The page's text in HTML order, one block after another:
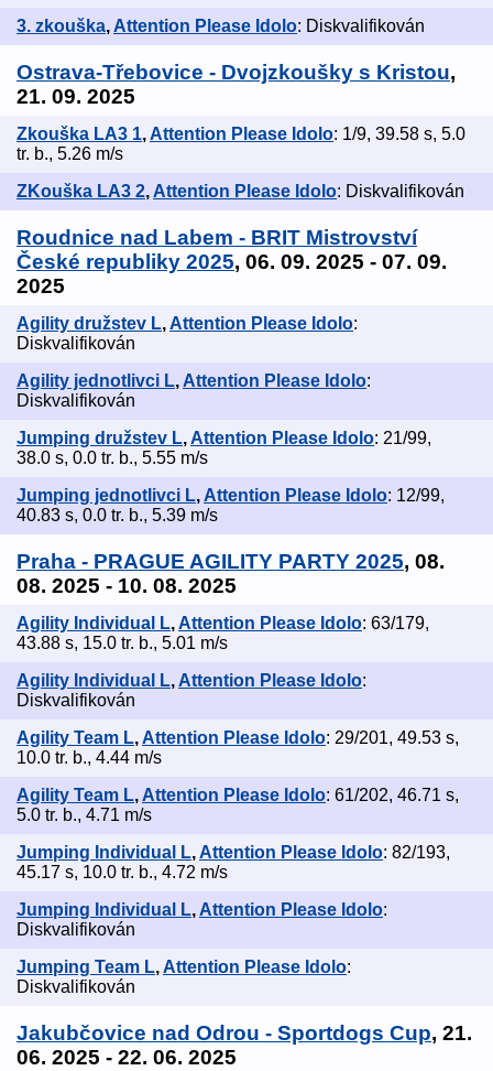
3. zkouška, Attention Please Idolo: Diskvalifikován
Ostrava-Třebovice - Dvojzkoušky s Kristou,
21. 09. 2025
Zkouška LA3 1,Attention Please Idolo: 1/9, 39.58 s, 5.0
tr. b., 5.26 m/s
ZKouška LA3 2, Attention Please Idolo: Diskvalifikován
Roudnice nad Labem - BRIT Mistrovství
České republiky 2025, 06. 09. 2025 - 07. 09.
2025
Agility družstev L,Attention Please Idolo:
Diskvalifikován
Agility jednotlivci L, Attention Please Idolo:
Diskvalifikován
Jumping družstev L,Attention Please Idolo: 21/99,
38.0 s, 0.0 tr. b., 5.55 m/s
Jumping jednotlivci L, Attention Please Idolo: 12/99,
40.83 s, 0.0 tr. b., 5.39 m/s
Praha - PRAGUE AGILITY PARTY 2025, 08.
08. 2025 - 10. 08. 2025
Agility Individual L,Attention Please Idolo: 63/179,
43.88 s, 15.0 tr. b., 5.01 m/s
Agility Individual L, Attention Please Idolo:
Diskvalifikován
Agility Team L,Attention Please Idolo: 29/201, 49.53 s,
10.0 tr. b., 4.44 m/s
Agility Team L, Attention Please Idolo: 61/202, 46.71 s,
5.0 tr. b., 4.71 m/s
Jumping Individual L,Attention Please Idolo: 82/193,
45.17 s, 10.0 tr. b., 4.72 m/s
Jumping Individual L, Attention Please Idolo:
Diskvalifikován
Jumping Team L,Attention Please Idolo:
Diskvalifikován
Jakubčovice nad Odrou - Sportdogs Cup, 21.
06. 2025 - 22. 06. 2025